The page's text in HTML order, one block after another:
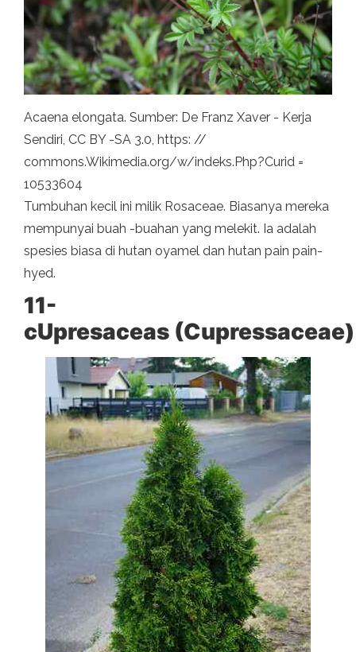
Acaena elongata. Sumber: De Franz Xaver - Kerja
Sendiri, CC BY -SA 3.0, https: //
commons.Wikimedia.org/w/indeks.Php?Curid =
10533604
Tumbuhan kecil ini milik Rosaceae. Biasanya mereka
mempunyai buah -buahan yang melekit. Ia adalah
spesies biasa di hutan oyamel dan hutan pain pain-
hyed.
11-
cUpresaceas (Cupressaceae)